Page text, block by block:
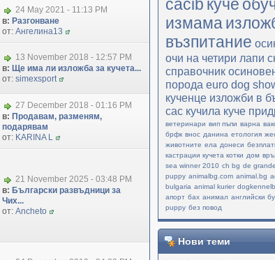
cacib куче
измама
възпитание
очи на четири лапи
справочник
порода еuro dog
кученце изложби в
cac кучила куче
ветеринари вип пъпи варна
брфк внос данина етология
животните ела донеси
кастрации кучета котки дом
sea winner 2010 ch bg de
puppy animalbg.com animal.bg
bulgaria animal kurier
апорт бах анимал английски
puppy без повод
Нови теми
24 May 2021 - 11:13 PM
в: Разгонване
от: Ангелина13
13 November 2018 - 12:57 PM
в: Ще има ли изложба за кучета...
от: simexsport
27 December 2018 - 01:16 PM
в: Продавам, разменям,
подарявам
от: KARINA L
21 November 2025 - 03:48 PM
в: Български развъдници за
Чих...
от: Ancheto